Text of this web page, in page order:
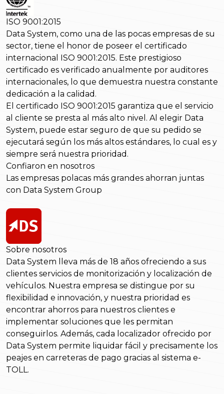
ISO 9001:2015
Data System, como una de las pocas empresas de su
sector, tiene el honor de poseer el certificado
internacional ISO 9001:2015. Este prestigioso
certificado es verificado anualmente por auditores
internacionales, lo que demuestra nuestra constante
dedicación a la calidad.
El certificado ISO 9001:2015 garantiza que el servicio
al cliente se presta al más alto nivel. Al elegir Data
System, puede estar seguro de que su pedido se
ejecutará según los más altos estándares, lo cual es y
siempre será nuestra prioridad.
Confiaron en nosotros
Las empresas polacas más grandes ahorran juntas
con Data System Group
Sobre nosotros
Data System lleva más de 18 años ofreciendo a sus
clientes servicios de monitorización y localización de
vehículos. Nuestra empresa se distingue por su
flexibilidad e innovación, y nuestra prioridad es
encontrar ahorros para nuestros clientes e
implementar soluciones que les permitan
conseguirlos. Además, cada localizador ofrecido por
Data System permite liquidar fácil y precisamente los
peajes en carreteras de pago gracias al sistema e-
TOLL.